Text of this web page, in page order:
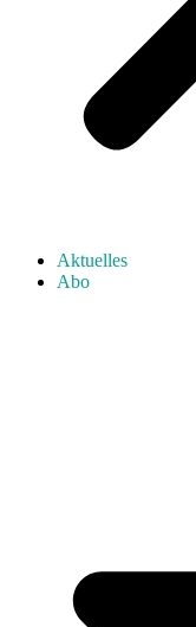
Aktuelles
Abo